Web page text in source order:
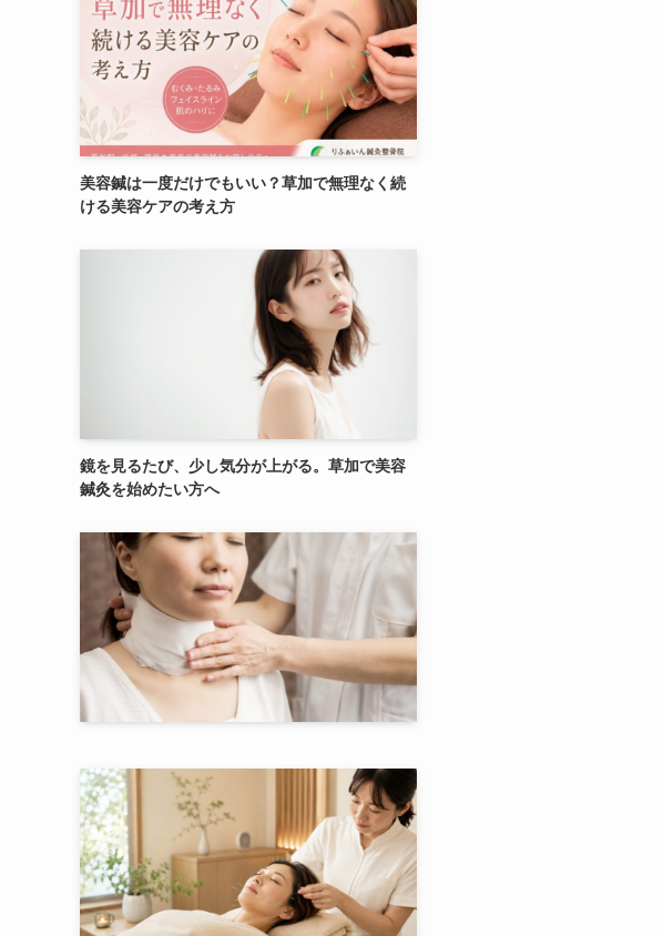
美容鍼は一度だけでもいい？草加で無理なく続
ける美容ケアの考え方
鏡を見るたび、少し気分が上がる。草加で美容
鍼灸を始めたい方へ